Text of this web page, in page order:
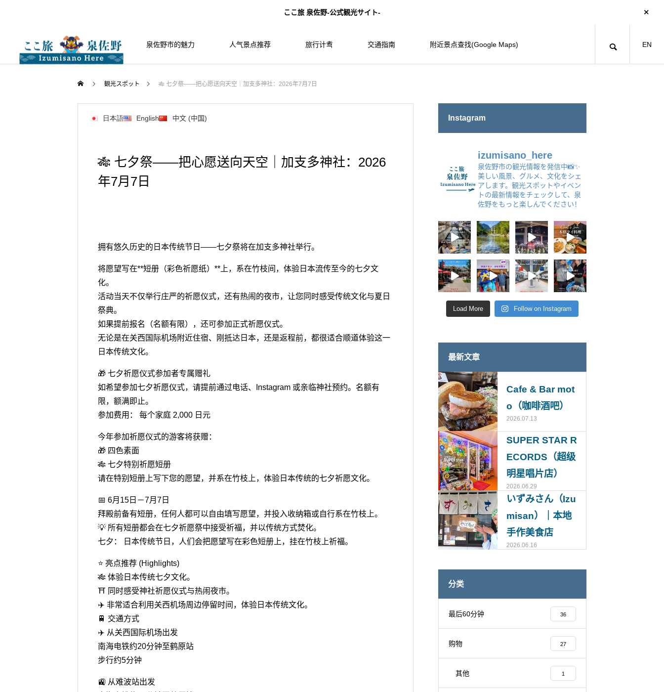
ここ旅 泉佐野-公式観光サイト-
泉佐野市的魅力 人气景点推荐 旅行计䎞 交通指南 附近景点查找(Google Maps) EN
観光スポット 🎋 七夕祭——把心愿送向天空｜加支多神社：2026年7月7日
日本語 English 中文 (中国)
🎋 七夕祭——把心愿送向天空｜加支多神社：2026
年7月7日
拥有悠久历史的日本传统节日——七夕祭将在加支多神社举行。
将愿望写在**短册（彩色祈愿纸）**上，系在竹枝间，体验日本流传至今的七夕文
化。
活动当天不仅举行庄严的祈愿仪式，还有热闹的夜市，让您同时感受传统文化与夏日
祭典。
如果提前报名（名额有限），还可参加正式祈愿仪式。
无论是在关西国际机场附近住宿、刚抵达日本，还是返程前，都很适合顺道体验这一
日本传统文化。
🎁 七夕祈愿仪式参加者专属赠礼
如希望参加七夕祈愿仪式，请提前通过电话、Instagram 或亲临神社预约。名额有
限，额满即止。
参加费用： 每个家庭 2,000 日元
今年参加祈愿仪式的游客将获赠：
🎁 四色素面
🎋 七夕特别祈愿短册
请在特别短册上写下您的愿望，并系在竹枝上，体验日本传统的七夕祈愿文化。
📅 6月15日－7月7日
拜殿前备有短册，任何人都可以自由填写愿望，并投入收纳箱或自行系在竹枝上。
💡 所有短册都会在七夕祈愿祭中接受祈福，并以传统方式焚化。
七夕： 日本传统节日，人们会把愿望写在彩色短册上，挂在竹枝上祈福。
⭐ 亮点推荐 (Highlights)
🎋 体验日本传统七夕文化。
⛩️ 同时感受神社祈愿仪式与热闹夜市。
✈️ 非常适合利用关西机场周边停留时间，体验日本传统文化。
🚆 交通方式
✈️ 从关西国际机场出发
南海电铁约20分钟至鹤原站
步行约5分钟
🚉 从难波站出发
Instagram
izumisano_here
泉佐野市の観光情報を発信中📸✨
美しい風景、グルメ、文化をシェ
アします。観光スポットやイベン
トの最新情報をチェックして、泉
佐野をもっと楽しんでください！
Load More Follow on Instagram
最新文章
Cafe & Bar mot
o（咖啡酒吧）
2026.07.13
SUPER STAR R
ECORDS（超级
明星唱片店）
2026.06.29
いずみさん（Izu
misan）｜本地
手作美食店
2026.06.16
分类
最后60分钟 36
购物 27
其他 1